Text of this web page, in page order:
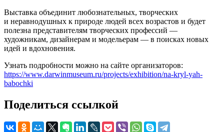
Выставка объединит любознательных, творческих
и неравнодушных к природе людей всех возрастов и будет
полезна представителям творческих профессий —
художникам, дизайнерам и модельерам — в поисках новых
идей и вдохновения.
Узнать подробности можно на сайте организаторов:
https://www.darwinmuseum.ru/projects/exhibition/na-kryl-yah-
babochki
Поделиться ссылкой